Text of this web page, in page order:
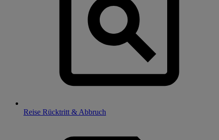
Reise Rücktritt & Abbruch